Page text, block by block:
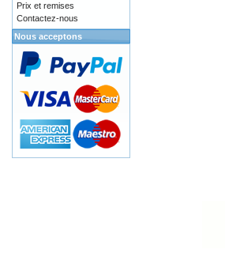
Prix et remises
Contactez-nous
Nous acceptons